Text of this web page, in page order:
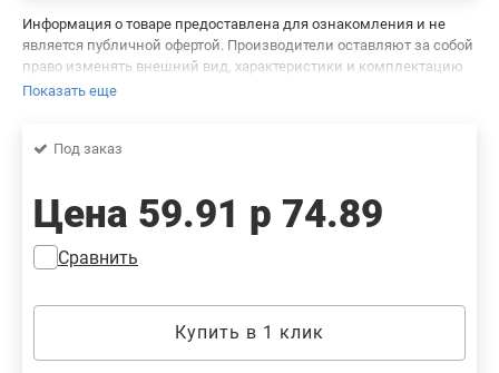
Информация о товаре предоставлена для ознакомления и не
является публичной офертой. Производители оставляют за собой
право изменять внешний вид, характеристики и комплектацию
товара, предварительно не уведомляя продавцов и потребителей.
фотографиях товара. Будем благодарны вам за сообщение об
Показать еще
Под заказ
Цена 59.91 р 74.89
Сравнить
Купить в 1 клик